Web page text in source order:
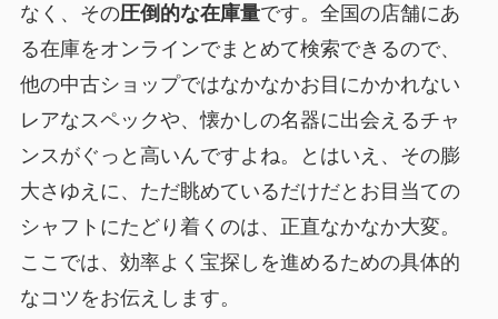
なく、その圧倒的な在庫量です。全国の店舗にあ
る在庫をオンラインでまとめて検索できるので、
他の中古ショップではなかなかお目にかかれない
レアなスペックや、懐かしの名器に出会えるチャ
ンスがぐっと高いんですよね。とはいえ、その膨
大さゆえに、ただ眺めているだけだとお目当ての
シャフトにたどり着くのは、正直なかなか大変。
ここでは、効率よく宝探しを進めるための具体的
なコツをお伝えします。